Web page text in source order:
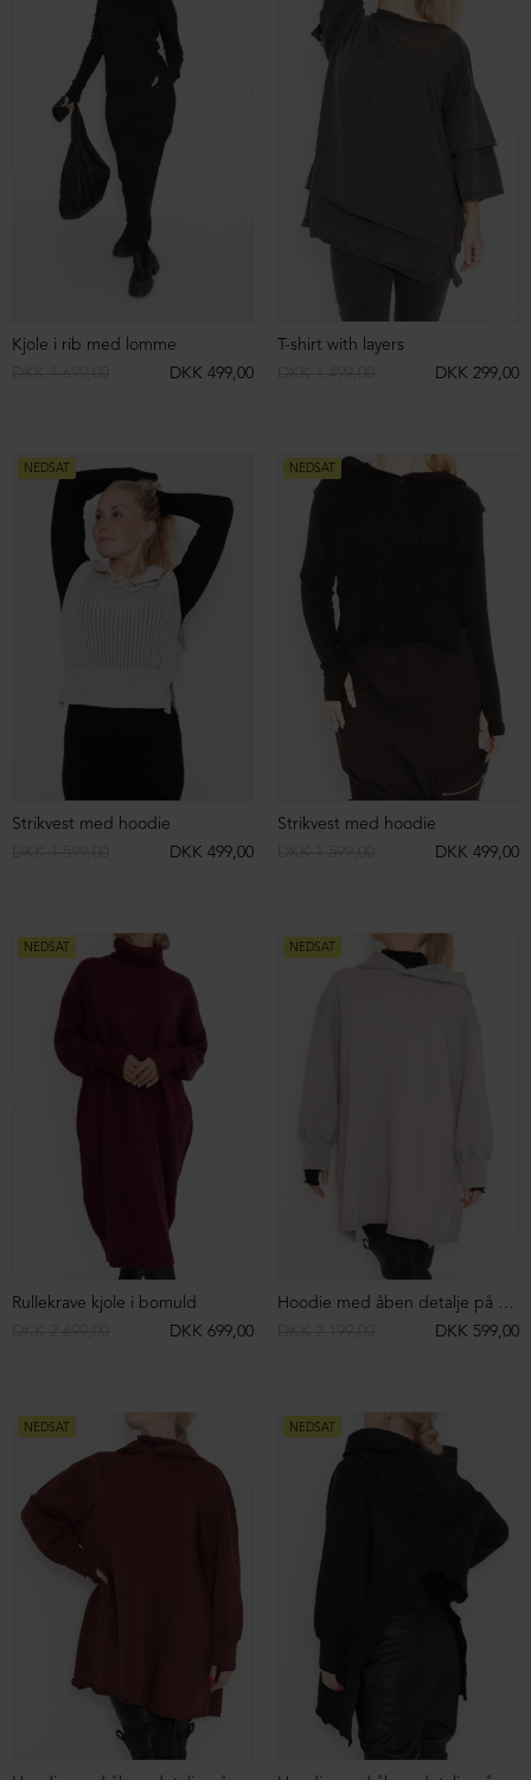
DKK 699,00
DKK 1.499,00 DKK 2.599,00
NEDSAT
DKK 799,00
DKK 2.099,00
NEDSAT
Hulmønstret strikbluse i bomuld
DKK 899,00
DKK 2.099,00
NEDSAT
Ribbet rullekravebluse i bomuld
DKK 999,00
DKK 2.399,00
NEDSAT
Cropped rullekrave poncho
NEDSAT
Oversize strik med slids
DKK 799,00
DKK 2.699,00
Oversize strik med slids
DKK 999,00
DKK 2.699,00
NEDSAT NEDSAT